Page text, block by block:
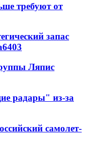
требуют от
запас
6403
Ляпис
радары" из-за
самолет-